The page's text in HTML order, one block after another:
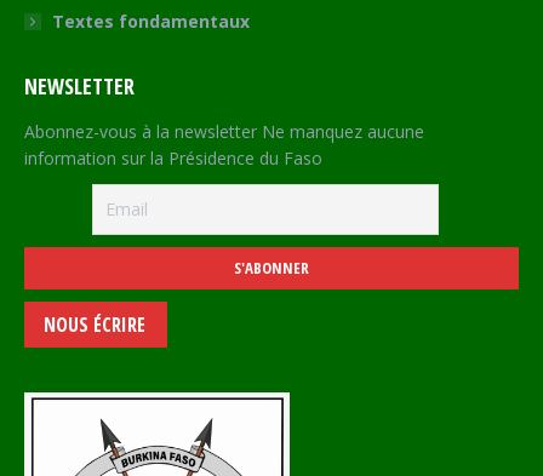
Textes fondamentaux
NEWSLETTER
Abonnez-vous à la newsletter Ne manquez aucune
information sur la Présidence du Faso
NOUS ÉCRIRE